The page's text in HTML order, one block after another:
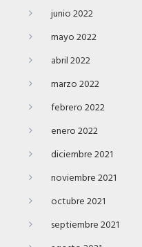
junio 2022
mayo 2022
abril 2022
marzo 2022
febrero 2022
enero 2022
diciembre 2021
noviembre 2021
octubre 2021
septiembre 2021